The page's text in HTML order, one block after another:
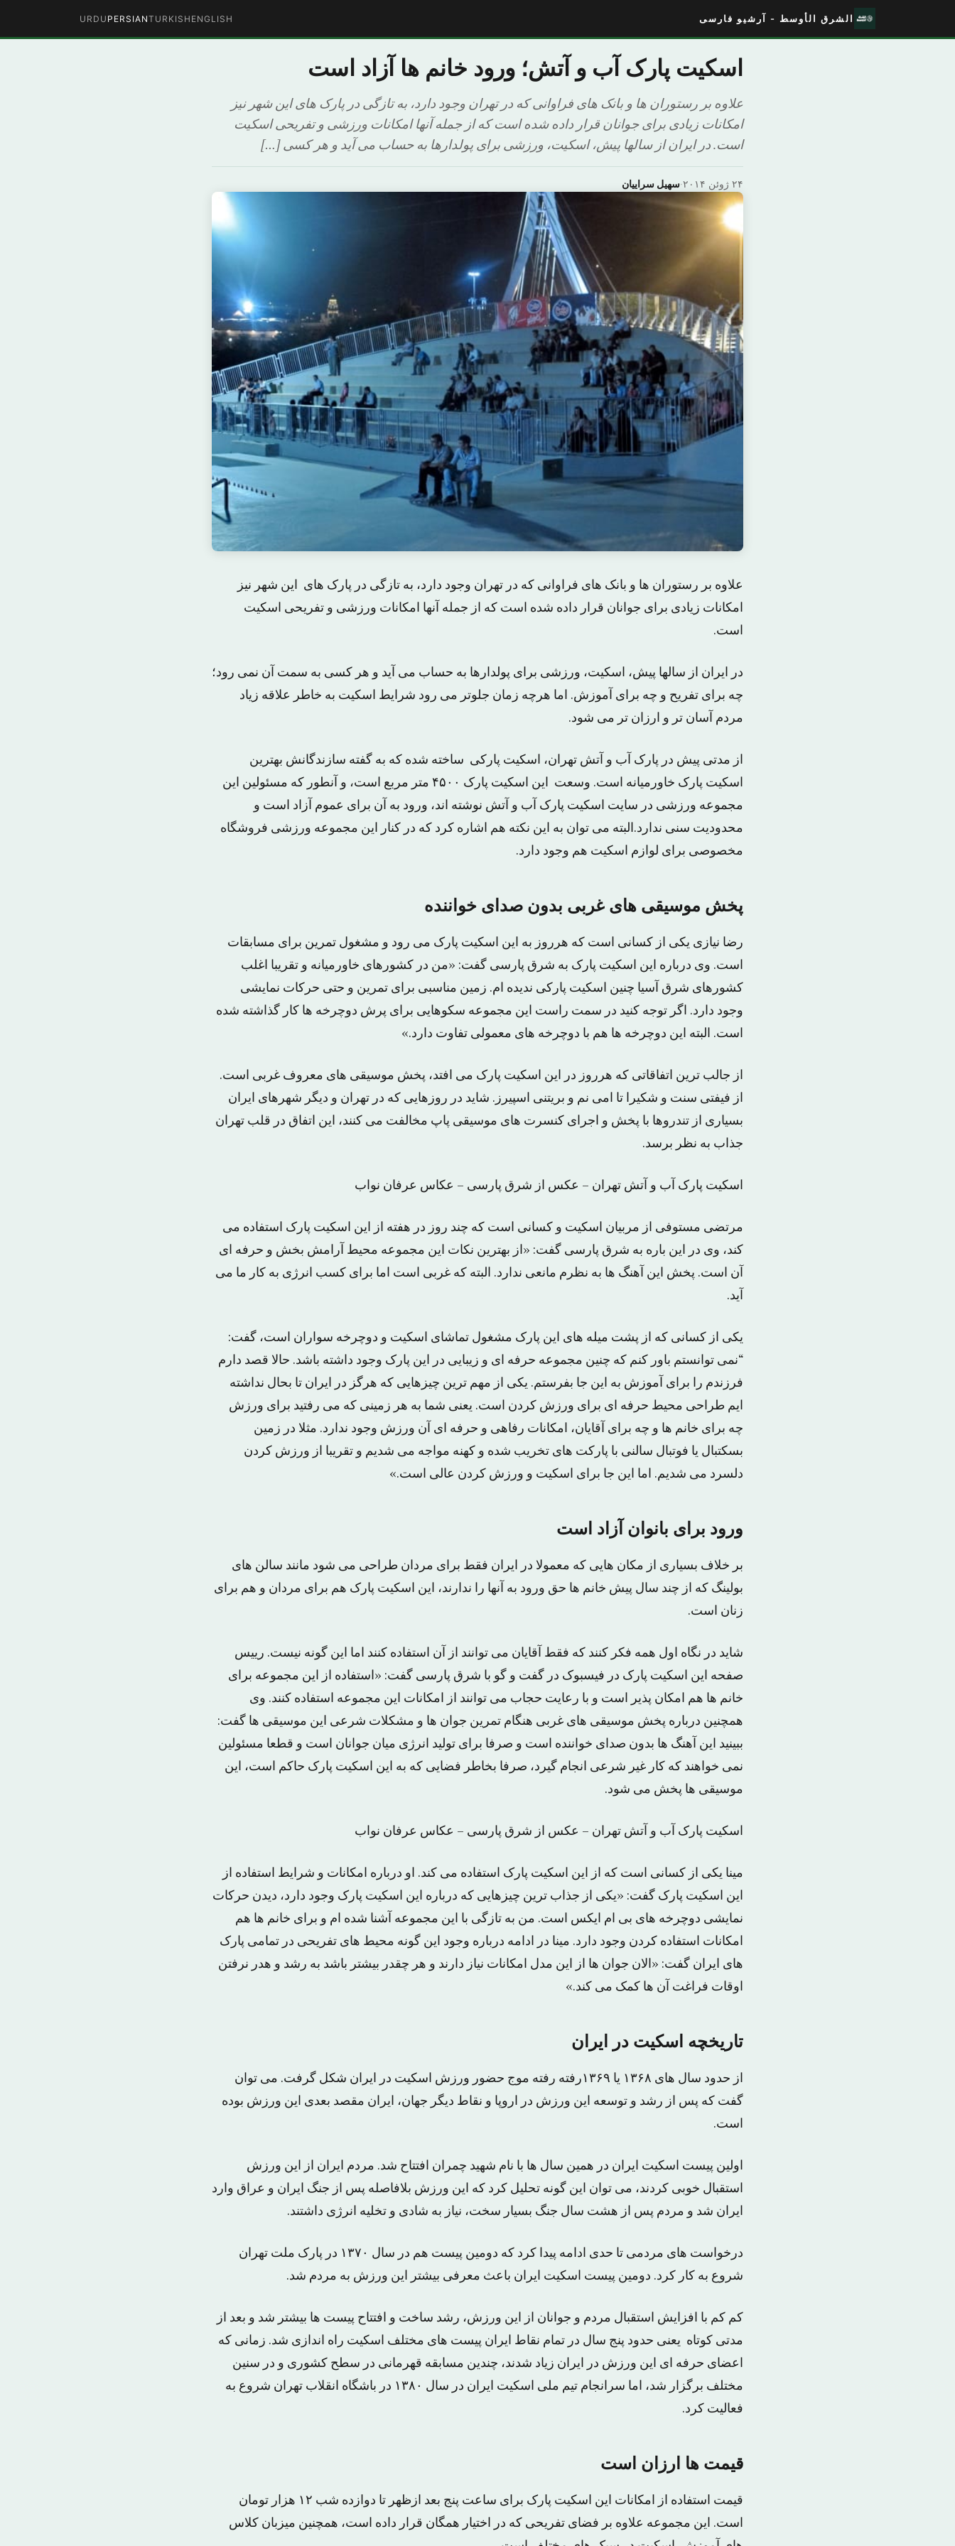
الشرق الأوسط - آرشیو فارسی ENGLISH
TURKISH
PERSIAN
URDU
اسکیت پارک آب و آتش؛ ورود خانم ها آزاد است
علاوه بر رستوران ها و بانک های فراوانی که در تهران وجود دارد، به تازگی در پارک های این شهر نیز
امکانات زیادی برای جوانان قرار داده شده است که از جمله آنها امکانات ورزشی و تفریحی اسکیت
است. در ایران از سالها پیش، اسکیت، ورزشی برای پولدارها به حساب می آید و هر کسی […]
سهیل سراییان· ۲۴ ژوئن ۲۰۱۴
علاوه بر رستوران ها و بانک های فراوانی که در تهران وجود دارد، به تازگی در پارک های این شهر نیز
امکانات زیادی برای جوانان قرار داده شده است که از جمله آنها امکانات ورزشی و تفریحی اسکیت
است.
در ایران از سالها پیش، اسکیت، ورزشی برای پولدارها به حساب می آید و هر کسی به سمت آن نمی رود؛
چه برای تفریح و چه برای آموزش. اما هرچه زمان جلوتر می رود شرایط اسکیت به خاطر علاقه زیاد
مردم آسان تر و ارزان تر می شود.
از مدتی پیش در پارک آب و آتش تهران، اسکیت پارکی ساخته شده که به گفته سازندگانش بهترین
اسکیت پارک خاورمیانه است. وسعت این اسکیت پارک ۴۵۰۰ متر مربع است، و آنطور که مسئولین این
مجموعه ورزشی در سایت اسکیت پارک آب و آتش نوشته اند، ورود به آن برای عموم آزاد است و
محدودیت سنی ندارد.البته می توان به این نکته هم اشاره کرد که در کنار این مجموعه ورزشی فروشگاه
مخصوصی برای لوازم اسکیت هم وجود دارد.
پخش موسیقی های غربی بدون صدای خواننده
رضا نیازی یکی از کسانی است که هرروز به این اسکیت پارک می رود و مشغول تمرین برای مسابقات
است. وی درباره این اسکیت پارک به شرق پارسی گفت: «من در کشورهای خاورمیانه و تقریبا اغلب
کشورهای شرق آسیا چنین اسکیت پارکی ندیده ام. زمین مناسبی برای تمرین و حتی حرکات نمایشی
وجود دارد. اگر توجه کنید در سمت راست این مجموعه سکوهایی برای پرش دوچرخه ها کار گذاشته شده
است. البته این دوچرخه ها هم با دوچرخه های معمولی تفاوت دارد.»
از جالب ترین اتفاقاتی که هرروز در این اسکیت پارک می افتد، پخش موسیقی های معروف غربی است.
از فیفتی سنت و شکیرا تا امی نم و بریتنی اسپیرز. شاید در روزهایی که در تهران و دیگر شهرهای ایران
بسیاری از تندروها با پخش و اجرای کنسرت های موسیقی پاپ مخالفت می کنند، این اتفاق در قلب تهران
جذاب به نظر برسد.
اسکیت پارک آب و آتش تهران – عکس از شرق پارسی – عکاس عرفان نواب
مرتضی مستوفی از مربیان اسکیت و کسانی است که چند روز در هفته از این اسکیت پارک استفاده می
کند، وی در این باره به شرق پارسی گفت: «از بهترین نکات این مجموعه محیط آرامش بخش و حرفه ای
آن است. پخش این آهنگ ها به نظرم مانعی ندارد. البته که غربی است اما برای کسب انرژی به کار ما می
آید.
یکی از کسانی که از پشت میله های این پارک مشغول تماشای اسکیت و دوچرخه سواران است، گفت:
“نمی توانستم باور کنم که چنین مجموعه حرفه ای و زیبایی در این پارک وجود داشته باشد. حالا قصد دارم
فرزندم را برای آموزش به این جا بفرستم. یکی از مهم ترین چیزهایی که هرگز در ایران تا بحال نداشته
ایم طراحی محیط حرفه ای برای ورزش کردن است. یعنی شما به هر زمینی که می رفتید برای ورزش
چه برای خانم ها و چه برای آقایان، امکانات رفاهی و حرفه ای آن ورزش وجود ندارد. مثلا در زمین
بسکتبال یا فوتبال سالنی با پارکت های تخریب شده و کهنه مواجه می شدیم و تقریبا از ورزش کردن
دلسرد می شدیم. اما این جا برای اسکیت و ورزش کردن عالی است.»
ورود برای بانوان آزاد است
بر خلاف بسیاری از مکان هایی که معمولا در ایران فقط برای مردان طراحی می شود مانند سالن های
بولینگ که از چند سال پیش خانم ها حق ورود به آنها را ندارند، این اسکیت پارک هم برای مردان و هم برای
زنان است.
شاید در نگاه اول همه فکر کنند که فقط آقایان می توانند از آن استفاده کنند اما این گونه نیست. رییس
صفحه این اسکیت پارک در فیسبوک در گفت و گو با شرق پارسی گفت: «استفاده از این مجموعه برای
خانم ها هم امکان پذیر است و با رعایت حجاب می توانند از امکانات این مجموعه استفاده کنند. وی
همچنین درباره پخش موسیقی های غربی هنگام تمرین جوان ها و مشکلات شرعی این موسیقی ها گفت:
ببینید این آهنگ ها بدون صدای خواننده است و صرفا برای تولید انرژی میان جوانان است و قطعا مسئولین
نمی خواهند که کار غیر شرعی انجام گیرد، صرفا بخاطر فضایی که به این اسکیت پارک حاکم است، این
موسیقی ها پخش می شود.
اسکیت پارک آب و آتش تهران – عکس از شرق پارسی – عکاس عرفان نواب
مینا یکی از کسانی است که از این اسکیت پارک استفاده می کند. او درباره امکانات و شرایط استفاده از
این اسکیت پارک گفت: «یکی از جذاب ترین چیزهایی که درباره این اسکیت پارک وجود دارد، دیدن حرکات
نمایشی دوچرخه های بی ام ایکس است. من به تازگی با این مجموعه آشنا شده ام و برای خانم ها هم
امکانات استفاده کردن وجود دارد. مینا در ادامه درباره وجود این گونه محیط های تفریحی در تمامی پارک
های ایران گفت: «الان جوان ها از این مدل امکانات نیاز دارند و هر چقدر بیشتر باشد به رشد و هدر نرفتن
اوقات فراغت آن ها کمک می کند.»
تاریخچه اسکیت در ایران
از حدود سال های ۱۳۶۸ یا ۱۳۶۹رفته رفته موج حضور ورزش اسکیت در ایران شکل گرفت. می توان
گفت که پس از رشد و توسعه این ورزش در اروپا و نقاط دیگر جهان، ایران مقصد بعدی این ورزش بوده
است.
اولین پیست اسکیت ایران در همین سال ها با نام شهید چمران افتتاح شد. مردم ایران از این ورزش
استقبال خوبی کردند، می توان این گونه تحلیل کرد که این ورزش بلافاصله پس از جنگ ایران و عراق وارد
ایران شد و مردم پس از هشت سال جنگ بسیار سخت، نیاز به شادی و تخلیه انرژی داشتند.
درخواست های مردمی تا حدی ادامه پیدا کرد که دومین پیست هم در سال ۱۳۷۰ در پارک ملت تهران
شروع به کار کرد. دومین پیست اسکیت ایران باعث معرفی بیشتر این ورزش به مردم شد.
کم کم با افزایش استقبال مردم و جوانان از این ورزش، رشد ساخت و افتتاح پیست ها بیشتر شد و بعد از
مدتی کوتاه یعنی حدود پنج سال در تمام نقاط ایران پیست های مختلف اسکیت راه اندازی شد. زمانی که
اعضای حرفه ای این ورزش در ایران زیاد شدند، چندین مسابقه قهرمانی در سطح کشوری و در سنین
مختلف برگزار شد، اما سرانجام تیم ملی اسکیت ایران در سال ۱۳۸۰ در باشگاه انقلاب تهران شروع به
فعالیت کرد.
قیمت ها ارزان است
قیمت استفاده از امکانات این اسکیت پارک برای ساعت پنج بعد ازظهر تا دوازده شب ۱۲ هزار تومان
است. این مجموعه علاوه بر فضای تفریحی که در اختیار همگان قرار داده است، همچنین میزبان کلاس